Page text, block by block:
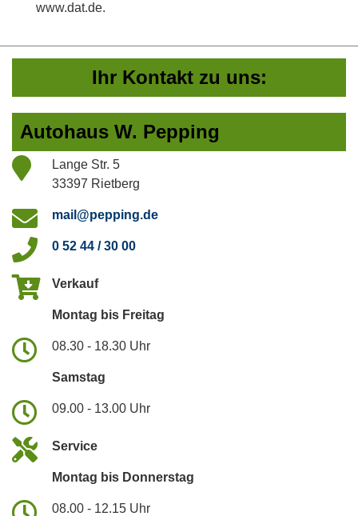
www.dat.de.
Ihr Kontakt zu uns:
Autohaus W. Pepping
Lange Str. 5
33397 Rietberg
mail@pepping.de
0 52 44 / 30 00
Verkauf
Montag bis Freitag
08.30 - 18.30 Uhr
Samstag
09.00 - 13.00 Uhr
Service
Montag bis Donnerstag
08.00 - 12.15 Uhr